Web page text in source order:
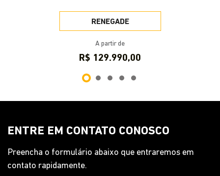
RENEGADE
A partir de
R$ 129.990,00
ENTRE EM CONTATO CONOSCO
Preencha o formulário abaixo que entraremos em
contato rapidamente.